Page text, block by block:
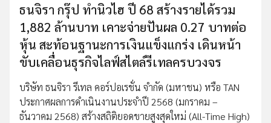
ธนจิรา กรุ๊ป ทำนิวไฮ ปี 68 สร้างรายได้รวม
1,882 ล้านบาท เคาะจ่ายปันผล 0.27 บาทต่อ
หุ้น สะท้อนฐานะการเงินแข็งแกร่ง เดินหน้า
ขับเคลื่อนธุรกิจไลฟ์สไตล์รีเทลครบวงจร
บริษัท ธนจิรา รีเทล คอร์ปอเรชั่น จำกัด (มหาชน) หรือ TAN
ประกาศผลการดำเนินงานประจำปี 2568 (มกราคม –
ธันวาคม 2568) สร้างสถิติยอดขายสูงสุดใหม่ (All-Time High)